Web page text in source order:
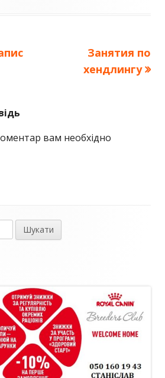
Наступна
стаття:
Занятия по
хендлингу
вам необхідно